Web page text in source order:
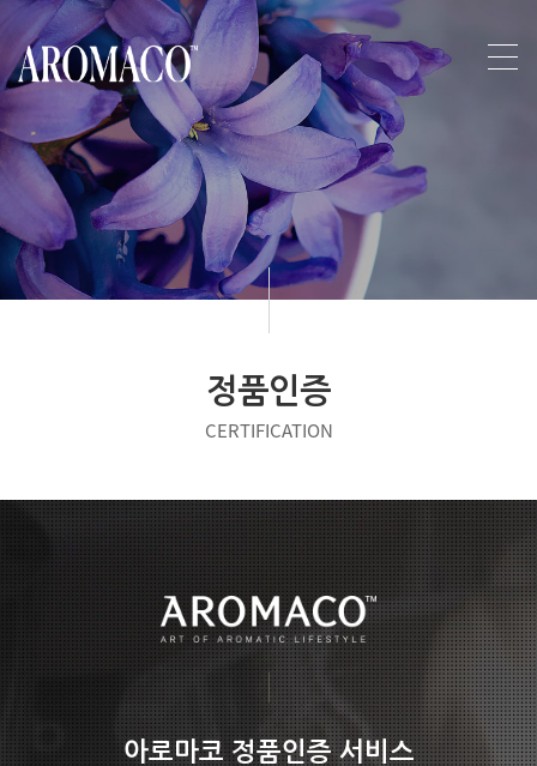
정품인증
CERTIFICATION
아로마코 정품인증 서비스